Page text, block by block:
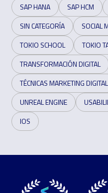
SAP HANA
SAP HCM
SIN CATEGORÍA
SOCIAL
TOKIO SCHOOL
TOKIO
TRANSFORMACIÓN DIGITAL
TÉCNICAS MARKETING DIGITAL
UNREAL ENGINE
IOS